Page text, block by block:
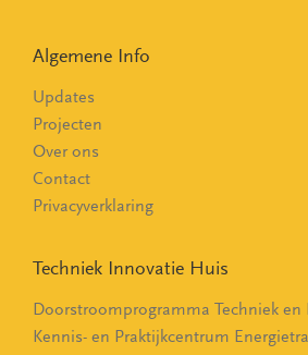
Algemene Info
Updates
Projecten
Over ons
Contact
Privacyverklaring
Techniek Innovatie Huis
Doorstroomprogramma Techniek en
Kennis- en Praktijkcentrum